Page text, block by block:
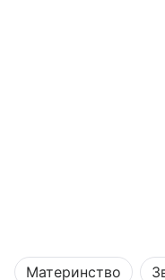
Материнство